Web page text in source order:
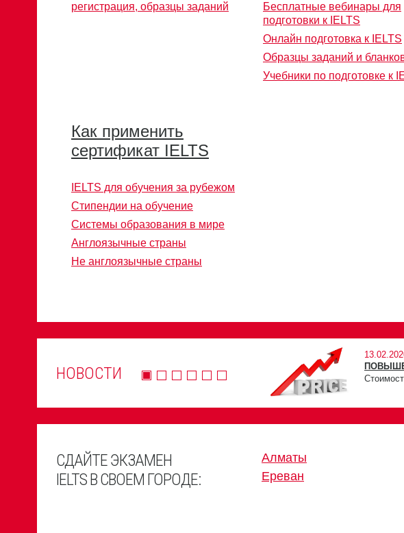
регистрация, образцы заданий
Бесплатные вебинары для
подготовки к IELTS
Онлайн подготовка к IELTS
Образцы заданий и
Учебники по подготовке к
Как применить
сертификат IELTS
IELTS для обучения за рубежом
Стипендии на обучение
Системы образования в мире
Англоязычные страны
Не англоязычные страны
НОВОСТИ
СДАЙТЕ ЭКЗАМЕН
IELTS В СВОЕМ ГОРОДЕ:
Алматы
Ереван